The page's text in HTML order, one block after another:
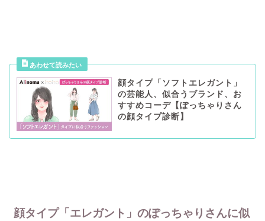
顔タイプ「ソフトエレガント」
の芸能人、似合うブランド、お
すすめコーデ【ぽっちゃりさん
の顔タイプ診断】
顔タイプ「エレガント」のぽっちゃりさんに似